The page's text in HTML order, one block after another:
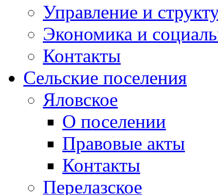
Управление и
Экономика и
Контакты
Сельские поселения
Яловское
О поселении
Правовые акты
Контакты
Перелазское